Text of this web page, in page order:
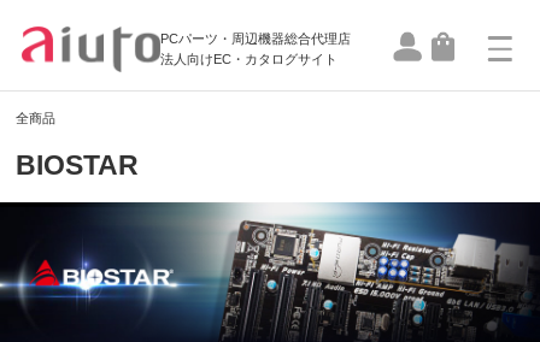
PCパーツ・周辺機器総合代理店
法人向けEC・カタログサイト
全商品
BIOSTAR